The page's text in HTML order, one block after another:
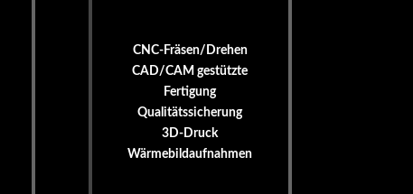
CNC-Fräsen/Drehen
CAD/CAM gestützte
Fertigung
Qualitätssicherung
3D-Druck
Wärmebildaufnahmen